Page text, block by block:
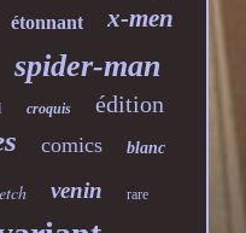
étonnant x-men
spider-man
croquis édition
comics blanc
venin rare